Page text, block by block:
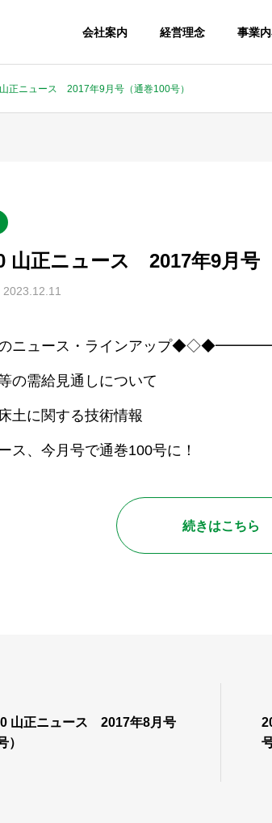
会社案内 経営理念 事業
正ニュース 2017年9月号（通巻100号）
山正ニュース 2017年9月号
2023.12.11
ュース・ラインアップ
の需給見通しについて
土に関する技術情報
ス、今月号で通巻100号に！
続きはこちら
山正ニュース 2017年8月号
）